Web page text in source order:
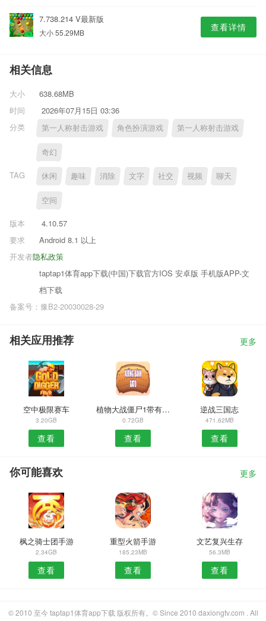
7.738.214 V最新版
大小 55.29MB 查看详情
相关信息
大小
638.68MB
时间
2026年07月15日 03:36
分类
第一人称射击游戏 角色扮演游戏 第一人称射击游戏
奇幻
TAG 休闲 趣味 消除 文字 社交 视频 聊天
空间
版本
4.10.57
要求
Android 8.1 以上
隐私政策
开发者
taptap1体育app下载(中国)下载官方IOS 安卓版 手机版APP-文
档下载
备案号：豫B2-20030028-29
相关应用推荐 更多
空中极限赛车
3.20GB
查看
植物大战僵尸1带有其他模式的版本
0.72GB
查看
逆战三国志
471.62MB
查看
你可能喜欢 更多
枫之骑士团手游
2.34GB
查看
重型火箭手游
185.23MB
查看
文艺复兴生存
56.3MB
查看
© 2010 至今 taptap1体育app下载 版权所有。© Since 2010 daxiongtv.com . All